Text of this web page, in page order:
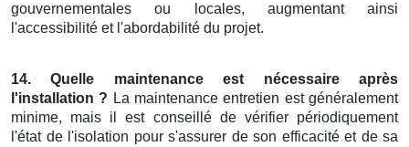
gouvernementales ou locales, augmentant ainsi
l'accessibilité et l'abordabilité du projet.
14. Quelle maintenance est nécessaire après
l'installation ? La maintenance entretien est généralement
minime, mais il est conseillé de vérifier périodiquement
l'état de l'isolation pour s'assurer de son efficacité et de sa